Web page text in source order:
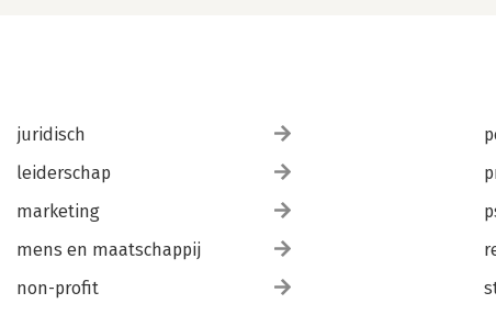
juridisch
leiderschap
marketing
mens en maatschappij
non-profit